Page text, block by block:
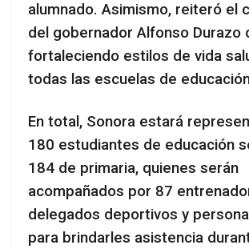
alumnado. Asimismo, reiteró el
del gobernador Alfonso Durazo
fortaleciendo estilos de vida
todas las escuelas de
En total, Sonora estará
180 estudiantes de educación
184 de primaria, quienes serán
acompañados por 87
delegados deportivos y
para brindarles asistencia